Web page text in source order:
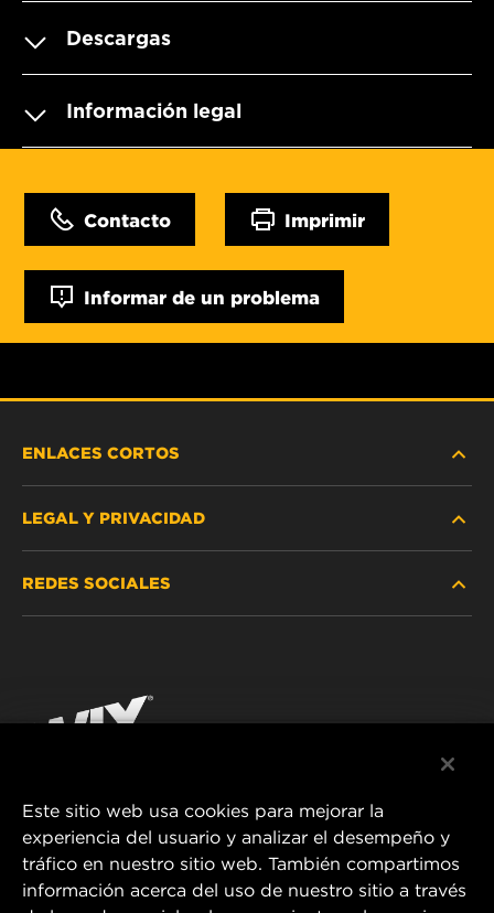
Descargas
Información legal
Contacto Imprimir
Informar de un problema
ENLACES CORTOS
DÓNDE COMPRAR
¡CONTÁCTENOS!
LEGAL Y PRIVACIDAD
IMPRESSUM
REDES SOCIALES
YouTube
MANN+HUMMEL FT Poland
ul. Wrocławska 145,
63-800 GOSTYŃ, POLAND
Este sitio web usa cookies para mejorar la
experiencia del usuario y analizar el desempeño y
tráfico en nuestro sitio web. También compartimos
información acerca del uso de nuestro sitio a través